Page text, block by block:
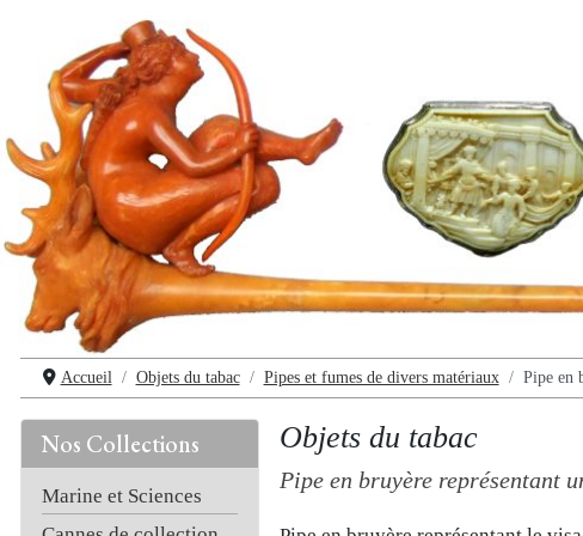
Accueil Objets du tabac Pipes et fumes de divers matériaux Pipe en
Nos Collections
Marine et Sciences
Objets du tabac
Pipe en bruyère représentant